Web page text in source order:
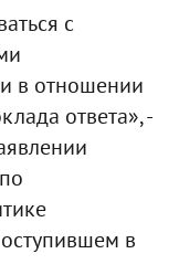
с
в отношении
ответа», -
в